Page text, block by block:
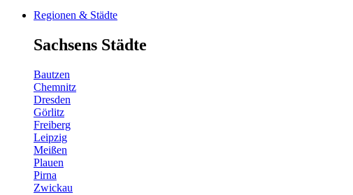
Regionen & Städte
Sachsens Städte
Bautzen
Chemnitz
Dresden
Görlitz
Freiberg
Leipzig
Meißen
Plauen
Pirna
Zwickau